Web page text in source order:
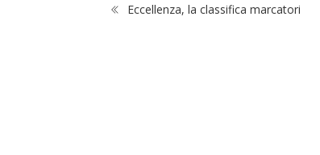
Eccellenza, la classifica marcatori